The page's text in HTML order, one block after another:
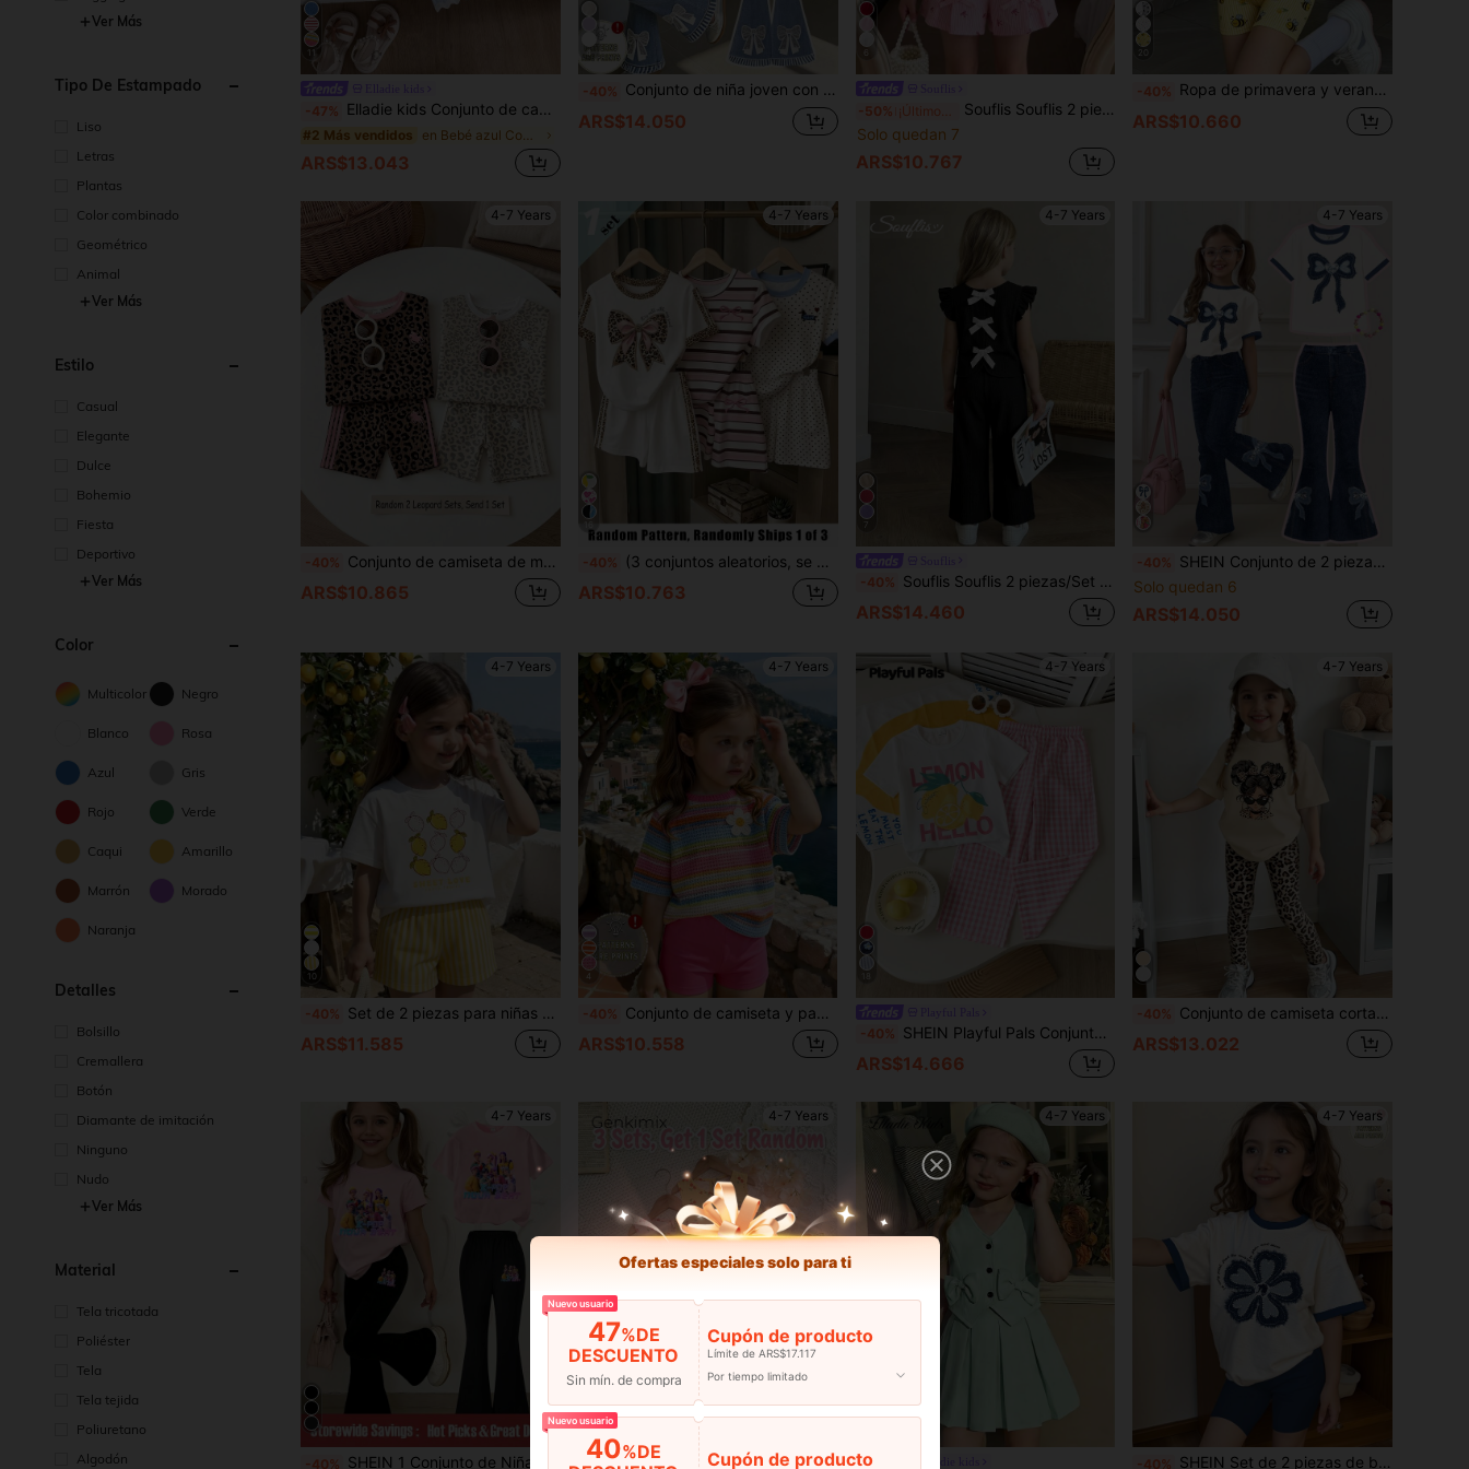
Ver Más
Tipo De Estampado
Liso
Letras
Plantas
Color combinado
Geométrico
Animal
Ver Más
Estilo
Casual
Elegante
Dulce
Bohemio
Fiesta
Deportivo
Ver Más
Color
Multicolor Negro
Blanco Rosa
Azul Gris
Rojo Verde
Caqui Amarillo
Marrón Morado
Naranja
Detalles
Bolsillo
Cremallera
Botón
Diamante de imitación
Ninguno
Nudo
Ver Más
Material
Tela tricotada
Poliéster
Tela
Tela tejida
Poliuretano
Algodón
-47% Elladie kids Conjunto de camiseta sin mangas de tela texturizada con dobladillo en contraste & pantalones cortos casuales para niñas jóvenes
#2 Más vendidos
ARS$13.043
-40% Conjunto de niña joven con camiseta de manga corta cuello redondo holgada suave y cómoda en color blanco crema con estampado de lazo azul dulce y lindo, pantalones acampanados con estampado de denim falso, ropa casual para primavera y verano, para uso diario, hogar, vacaciones, festival, estilo relajado, conjunto de niña con gráfico floral, nuevo estilo, para salir, fácil de usar y cómodo
ARS$14.050 -50%
Souflis Souflis 2 piezas Conjunto de verano para niñas jóvenes con top de tirantes de tela suave de punto acanalado blanco con mangas de volantes + shorts acampanados con estampado de lazos a rayas rosas y cintura elástica, estilo casual lindo y dulce, adecuado para uso diario en verano, compras, escuela, viajes, vacaciones, fotografía y otras ocasiones interiores/exteriores
Solo quedan 7
ARS$10.767
20
-40% Ropa de primavera y verano para niñas, conjunto de camiseta corta básica y pantalones de ciclismo con estampado de abeja de dibujos animados en rayas amarillas y blancas, estilo casual, deportivo, minimalista, creativo, personalizado, refrescante, lindo, kawaii, con estampado de animal de abeja de dibujos animados, cómodo para uso diario, estilos acogedores de verano y otoño, adecuado para deportes y conjuntos diarios de niñas jóvenes
ARS$10.660
4-7 Years
-40% Conjunto de camiseta de manga corta con cuello redondo y pantalones cortos con estampado de leopardo vintage, rayas marrones & rosas, casual y cómodo para niñas jóvenes, adecuado para uso diario, vacaciones, salidas, campus, deportes, regreso a casa, conjunto de niña con estilo, conjunto de ropa deportiva
ARS$10.865
4-7 Years
-40% (3 conjuntos aleatorios, se envía 1 conjunto) Conjunto de camiseta de manga corta básica y pantalones cortos para niñas pequeñas de verano con rayas rosa, marrón y blanco, lazo, cachorro, lunares y estampado de leopardo, temporada de vuelta al colegio de otoño
ARS$10.763
4-7 Years
-40% Souflis Souflis 2 piezas/Set Camiseta de manga corta con textura y diseño de botones y pantalones casuales para niñas jóvenes: Camiseta de manga corta con textura combinada con pantalones, con un diseño de lazo 3D y botones en la espalda, contraste de unicolor clásico, combinando comodidad y moda, ideal para la escuela y el uso diario.
ARS$14.460
4-7 Years
-40% SHEIN Conjunto de 2 piezas de camiseta de manga corta con cuello redondo y pantalones acampanados con diseño de parches de encaje vintage, estampado de dibujos animados casual para niña, ideal para el verano
Solo quedan 6
ARS$14.050
4-7 Years
10
-40% Set de 2 piezas para niñas de 4-7 años: Camiseta blanca con estampado de limón + Pantalones cortos a rayas amarillas y blancas, conjunto ligero y transpirable para uso casual en primavera/verano/otoño
ARS$11.585
4-7 Years
4
-40% Conjunto de camiseta y pantalones cortos de ciclista con estampado floral y de rayas colorido, de estilo casual y fashionable para niñas, cómodo para uso diario en primavera y verano
ARS$10.558
4-7 Years
-40% SHEIN Playful Pals Conjunto informal de punto para niña, blusa de manga corta con estampado de limón combinada con pantalones a cuadros, conjunto de 2 piezas adecuado para usar en primavera/verano, en casa, salidas y reuniones
ARS$14.666
4-7 Years
-40% Conjunto de camiseta corta básica y leggings con estampado de leopardo, peinado de moño minimalista y gafas de sol con lazo de leopardo, para niña joven, estilo casual y fresco, adecuado para primavera, verano y otoño. Cómodo para uso diario.
ARS$13.022
4-7 Years
-40% SHEIN 1 Conjunto de Niñas Jóvenes Casual Camiseta de Cuello Redondo Rosa con Estampado de Chica "K-POP NOVA BEAT" y Pantalones Acampanados, Adecuado para Salidas Casuales de Niñas y Atuendo a Juego
4-7 Years
9
Genkimix Kids
4-7 Years 4-7 Years
-40% SHEIN Set de 2 piezas de blusa de manga corta y pantalones cortos con estampado floral para niña, adecuado para el verano
Ofertas especiales solo para ti
Nuevo usuario
47%DE
DESCUENTO
Sin mín. de compra
Cupón de producto
Límite de ARS$17.117
Por tiempo limitado
Nuevo usuario
40%DE
Cupón de producto